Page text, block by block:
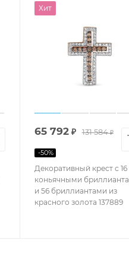
Хит
Декоративный крест с 16
коньячными
и 56 бриллиантами из
красного золота 137889
65 792₽ 131 584₽
-50%